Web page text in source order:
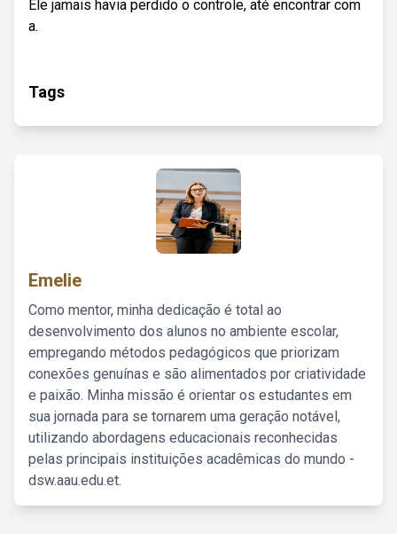
Ele jamais havia perdido o controle, até encontrar com
a.
Tags
Emelie
Como mentor, minha dedicação é total ao
desenvolvimento dos alunos no ambiente escolar,
empregando métodos pedagógicos que priorizam
conexões genuínas e são alimentados por criatividade
e paixão. Minha missão é orientar os estudantes em
sua jornada para se tornarem uma geração notável,
utilizando abordagens educacionais reconhecidas
pelas principais instituições acadêmicas do mundo -
dsw.aau.edu.et.